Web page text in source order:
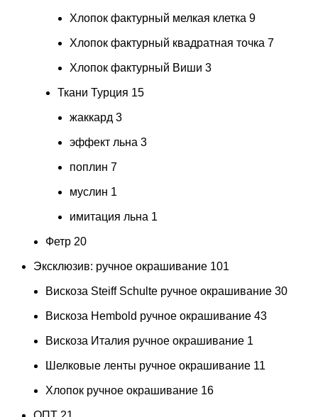
Хлопок фактурный мелкая клетка 9
Хлопок фактурный квадратная точка 7
Хлопок фактурный Виши 3
Ткани Турция 15
жаккард 3
эффект льна 3
поплин 7
муслин 1
имитация льна 1
Фетр 20
Эксклюзив: ручное окрашивание 101
Вискоза Steiff Schulte ручное окрашивание 30
Вискоза Hembold ручное окрашивание 43
Вискоза Италия ручное окрашивание 1
Шелковые ленты ручное окрашивание 11
Хлопок ручное окрашивание 16